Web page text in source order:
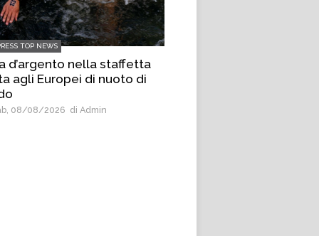
TOP NEWS
d’argento nella staffetta
agli Europei di nuoto di
08/08/2026 di Admin